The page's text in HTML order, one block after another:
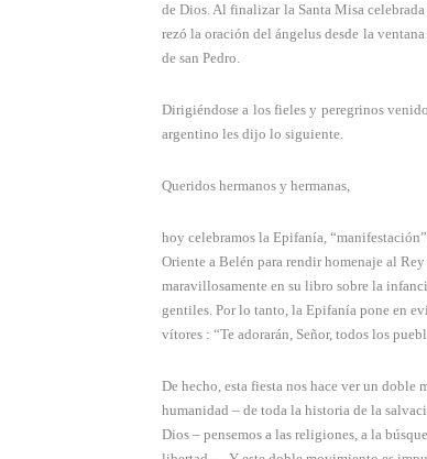
de Dios. Al finalizar la Santa Misa
rezó la oración del ángelus desde la
de san Pedro.
Dirigiéndose a los fieles y peregrinos
argentino les dijo lo siguiente.
Queridos hermanos y hermanas,
hoy celebramos la Epifanía,
Oriente a Belén para rendir homenaje al
maravillosamente en su libro sobre la
gentiles. Por lo tanto, la Epifanía pone en
vítores : “Te adorarán, Señor, todos los
De hecho, esta fiesta nos hace ver un
humanidad – de toda la historia de la
Dios – pensemos a las religiones, a la